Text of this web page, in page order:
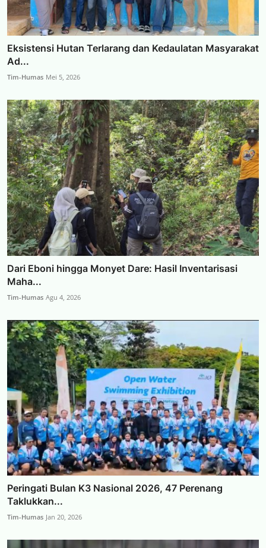
Eksistensi Hutan Terlarang dan Kedaulatan Masyarakat
Ad...
Tim-Humas Mei 5, 2026
Dari Eboni hingga Monyet Dare: Hasil Inventarisasi
Maha...
Tim-Humas Agu 4, 2026
Peringati Bulan K3 Nasional 2026, 47 Perenang
Taklukkan...
Tim-Humas Jan 20, 2026